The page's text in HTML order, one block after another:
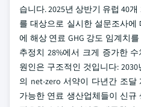
습니다. 2025년 상반기 유럽 40
를 대상으로 실시한 설문조사에
에 해상 연료 GHG 강도 임계치
추정치 28%에서 크게 증가한
원인은 구조적인 것입니다:
의 net-zero 서약이 다년간 조
가능한 연료 생산업체들이 신